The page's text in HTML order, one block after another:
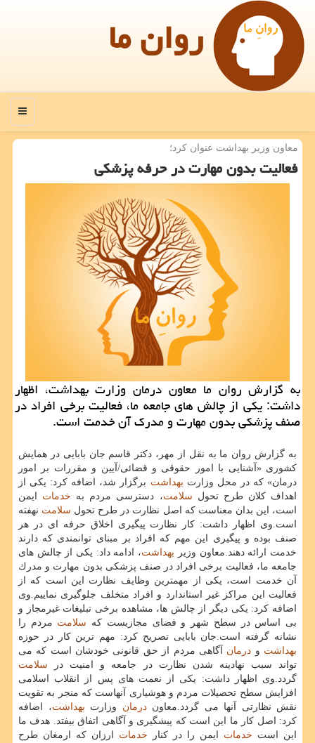
روان ما
منو
معاون وزیر بهداشت عنوان كرد؛
فعالیت بدون مهارت در حرفه پزشكی
به گزارش روان ما معاون درمان وزارت بهداشت، اظهار
داشت: یكی از چالش های جامعه ما، فعالیت برخی افراد در
صنف پزشكی بدون مهارت و مدرك آن خدمت است.
به گزارش روان ما به نقل از مهر، دكتر قاسم جان بابایی در همایش
كشوری «آشنایی با امور حقوقی و قضائی/آیین و مقررات بر امور
درمان» كه در محل وزارت بهداشت برگزار شد، اضافه كرد: یكی از
اهداف كلان طرح تحول سلامت، دسترسی مردم به خدمات ایمن
است، این بدان معناست كه اصل نظارت در طرح تحول سلامت نهفته
است.وی اظهار داشت: كار نظارت پیگیری اخلاق حرفه ای در هر
صنف بوده و پیگیری این مهم كه افراد بر مبنای توانمندی كه دارند
خدمت ارائه دهند.معاون وزیر بهداشت، ادامه داد: یكی از چالش های
جامعه ما، فعالیت برخی افراد در صنف پزشكی بدون مهارت و مدرك
آن خدمت است، یكی از مهمترین وظایف نظارت این است كه از
فعالیت این مراكز غیر استاندارد و افراد متخلف جلوگیری نماییم.وی
اضافه كرد: یكی دیگر از چالش ها، مشاهده برخی تبلیغات غیرمجاز و
بی اساس در سطح شهر و فضای مجازیست كه سلامت مردم را
نشانه گرفته است.جان بابایی تصریح كرد: مهم ترین كار در حوزه
بهداشت و درمان آگاهی مردم از حق قانونی خودشان است كه می
تواند سبب نهادینه شدن نظارت در جامعه و امنیت در سلامت
گردد.وی اظهار داشت: یكی از نعمت های پس از انقلاب اسلامی
افزایش سطح تحصیلات مردم و هوشیاری آنهاست كه منجر به تقویت
نقش نظارتی آنها می گردد.معاوندرمان وزارت بهداشت، اضافه
كرد: اصل كار ما این است كه پیشگیری و آگاهی اتفاق بیفتد. هدف ما
این است خدمات ایمن را در كنار خدمات ارزان كه ارمغان طرح